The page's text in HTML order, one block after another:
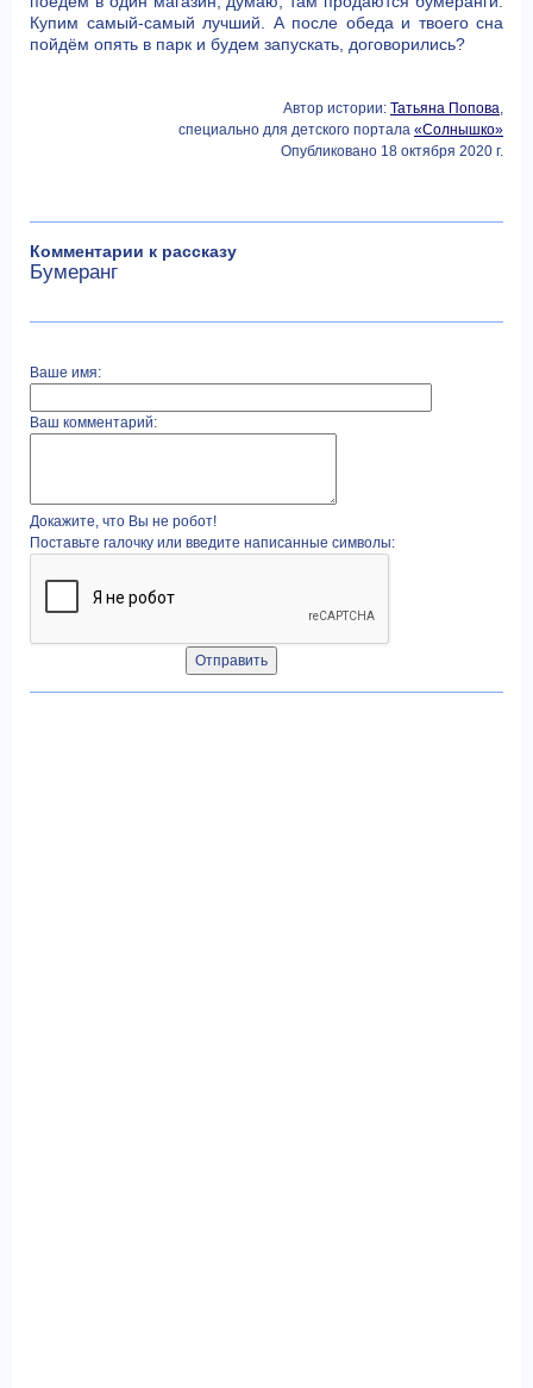
Купим самый-самый лучший. А после обеда и твоего сна
пойдём опять в парк и будем запускать, договорились?
Автор истории: Татьяна Попова,
специально для детского портала «Солнышко»
Опубликовано 18 октября 2020 г.
Комментарии к рассказу
Бумеранг
Ваше имя:
Ваш комментарий:
Докажите, что Вы не робот!
Поставьте галочку или введите написанные символы: